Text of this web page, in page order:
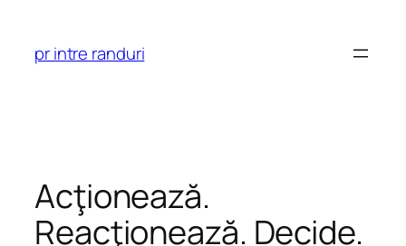
content
pr intre randuri
Acţionează.
Reacţionează. Decide.